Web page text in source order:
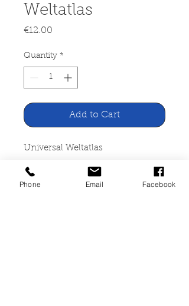
Weltatlas
€12.00
Quantity *
Add to Cart
Universal Weltatlas
Bechtermünz Verlag Augsburg,
Phone Email Facebook